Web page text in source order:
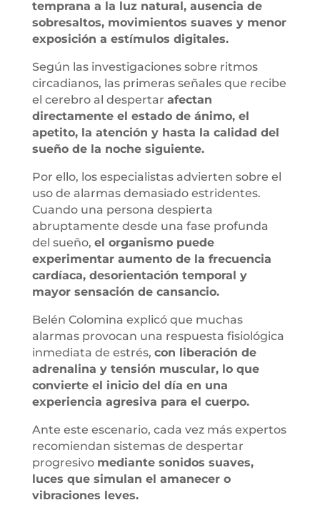
temprana a la luz natural, ausencia de
sobresaltos, movimientos suaves y menor
exposición a estímulos digitales.
Según las investigaciones sobre ritmos
circadianos, las primeras señales que recibe
el cerebro al despertar afectan
directamente el estado de ánimo, el
apetito, la atención y hasta la calidad del
sueño de la noche siguiente.
Por ello, los especialistas advierten sobre el
uso de alarmas demasiado estridentes.
Cuando una persona despierta
abruptamente desde una fase profunda
del sueño, el organismo puede
experimentar aumento de la frecuencia
cardíaca, desorientación temporal y
mayor sensación de cansancio.
Belén Colomina explicó que muchas
alarmas provocan una respuesta fisiológica
inmediata de estrés, con liberación de
adrenalina y tensión muscular, lo que
convierte el inicio del día en una
experiencia agresiva para el cuerpo.
Ante este escenario, cada vez más expertos
recomiendan sistemas de despertar
progresivo mediante sonidos suaves,
luces que simulan el amanecer o
vibraciones leves.